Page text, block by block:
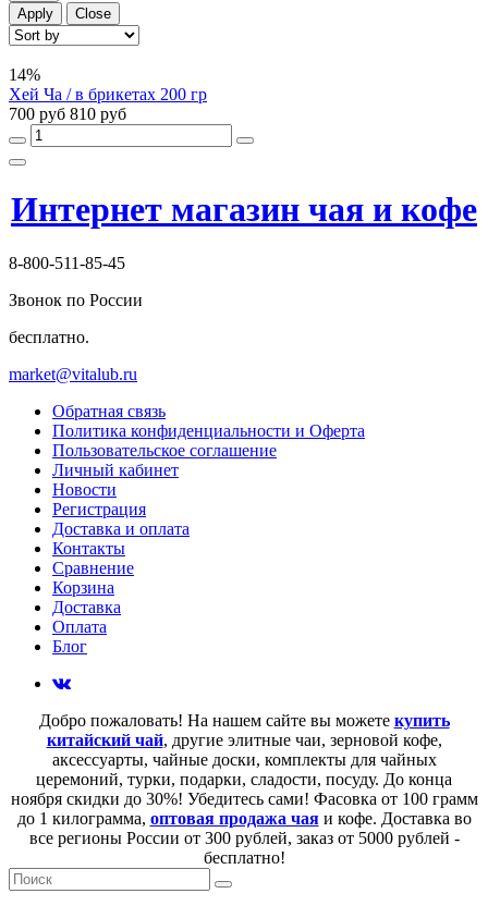
Apply Close
14%
Хей Ча / в брикетах 200 гр
700 руб 810 руб
Интернет магазин чая и кофе
8-800-511-85-45
Звонок по России
бесплатно.
market@vitalub.ru
Обратная связь
Политика конфиденциальности и Оферта
Пользовательское соглашение
Личный кабинет
Новости
Регистрация
Доставка и оплата
Контакты
Сравнение
Корзина
Доставка
Оплата
Блог
Добро пожаловать! На нашем сайте вы можете купить
китайский чай, другие элитные чаи, зерновой кофе,
аксессуарты, чайные доски, комплекты для чайных
церемоний, турки, подарки, сладости, посуду. До конца
ноября скидки до 30%! Убедитесь сами! Фасовка от 100 грамм
до 1 килограмма, оптовая продажа чаяи кофе. Доставка во
все регионы России от 300 рублей, заказ от 5000 рублей -
бесплатно!